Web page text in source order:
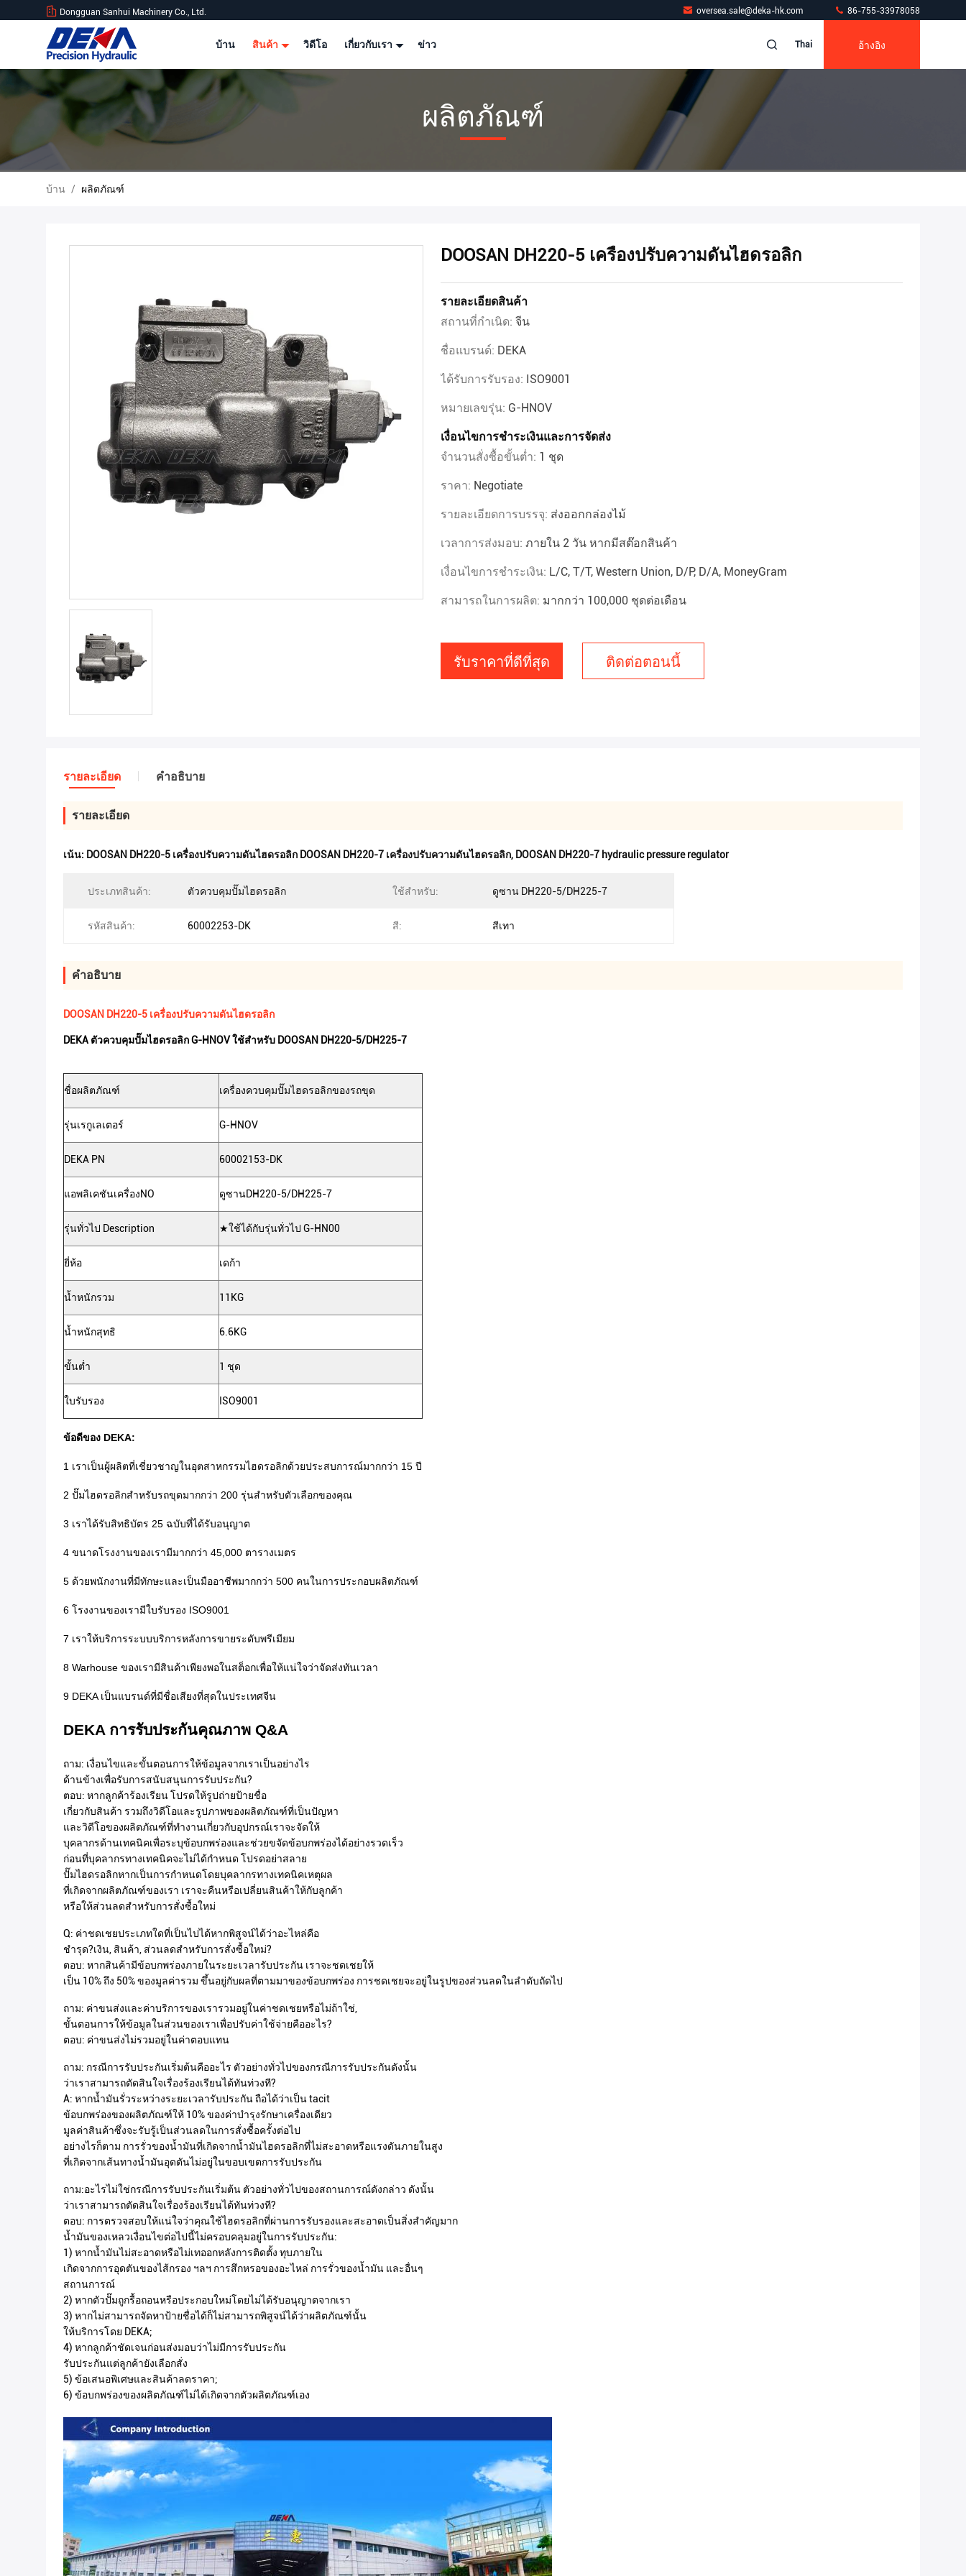
Dongguan Sanhui Machinery Co., Ltd. oversea.sale@deka-hk.com 86-755-33978058
บ้าน สินค้า วิดีโอ เกี่ยวกับเรา ข่าว Thai อ้างอิง
ผลิตภัณฑ์
บ้าน / ผลิตภัณฑ์
DOOSAN DH220-5 เครื่องปรับความดันไฮดรอลิก
รายละเอียดสินค้า
สถานที่กำเนิด: จีน
ชื่อแบรนด์: DEKA
ได้รับการรับรอง: ISO9001
หมายเลขรุ่น: G-HNOV
เงื่อนไขการชำระเงินและการจัดส่ง
จำนวนสั่งซื้อขั้นต่ำ: 1 ชุด
ราคา: Negotiate
รายละเอียดการบรรจุ: ส่งออกกล่องไม้
เวลาการส่งมอบ: ภายใน 2 วัน หากมีสต๊อกสินค้า
เงื่อนไขการชำระเงิน: L/C, T/T, Western Union, D/P, D/A, MoneyGram
สามารถในการผลิต: มากกว่า 100,000 ชุดต่อเดือน
รับราคาที่ดีที่สุด ติดต่อตอนนี้
รายละเอียด คําอธิบาย
รายละเอียด
เน้น: DOOSAN DH220-5 เครื่องปรับความดันไฮดรอลิก DOOSAN DH220-7 เครื่องปรับความดันไฮดรอลิก, DOOSAN DH220-7 hydraulic pressure regulator
ประเภทสินค้า: ตัวควบคุมปั๊มไฮดรอลิก ใช้สำหรับ: ดูซาน DH220-5/DH225-7
รหัสสินค้า: 60002253-DK สี: สีเทา
คําอธิบาย
DOOSAN DH220-5 เครื่องปรับความดันไฮดรอลิก
DEKA ตัวควบคุมปั๊มไฮดรอลิก G-HNOV ใช้สำหรับ DOOSAN DH220-5/DH225-7
ชื่อผลิตภัณฑ์ เครื่องควบคุมปั๊มไฮดรอลิกของรถขุด
รุ่นเรกูเลเตอร์ G-HNOV
DEKA PN 60002153-DK
แอพลิเคชันเครื่องNO ดูซานDH220-5/DH225-7
รุ่นทั่วไป Description ★ใช้ได้กับรุ่นทั่วไป G-HN00
ยี่ห้อ เดก้า
น้ำหนักรวม 11KG
น้ำหนักสุทธิ 6.6KG
ขั้นต่ำ 1 ชุด
ใบรับรอง ISO9001
ข้อดีของ DEKA:
1 เราเป็นผู้ผลิตที่เชี่ยวชาญในอุตสาหกรรมไฮดรอลิกด้วยประสบการณ์มากกว่า 15 ปี
2 ปั๊มไฮดรอลิกสำหรับรถขุดมากกว่า 200 รุ่นสำหรับตัวเลือกของคุณ
3 เราได้รับสิทธิบัตร 25 ฉบับที่ได้รับอนุญาต
4 ขนาดโรงงานของเรามีมากกว่า 45,000 ตารางเมตร
5 ด้วยพนักงานที่มีทักษะและเป็นมืออาชีพมากกว่า 500 คนในการประกอบผลิตภัณฑ์
6 โรงงานของเรามีใบรับรอง ISO9001
7 เราให้บริการระบบบริการหลังการขายระดับพรีเมียม
8 Warhouse ของเรามีสินค้าเพียงพอในสต็อกเพื่อให้แน่ใจว่าจัดส่งทันเวลา
9 DEKA เป็นแบรนด์ที่มีชื่อเสียงที่สุดในประเทศจีน
DEKA การรับประกันคุณภาพ Q&A
ถาม: เงื่อนไขและขั้นตอนการให้ข้อมูลจากเราเป็นอย่างไร
ด้านข้างเพื่อรับการสนับสนุนการรับประกัน?
ตอบ: หากลูกค้าร้องเรียน โปรดให้รูปถ่ายป้ายชื่อ
เกี่ยวกับสินค้า รวมถึงวิดีโอและรูปภาพของผลิตภัณฑ์ที่เป็นปัญหา
และวิดีโอของผลิตภัณฑ์ที่ทำงานเกี่ยวกับอุปกรณ์เราจะจัดให้
บุคลากรด้านเทคนิคเพื่อระบุข้อบกพร่องและช่วยขจัดข้อบกพร่องได้อย่างรวดเร็ว
ก่อนที่บุคลากรทางเทคนิคจะไม่ได้กำหนด โปรดอย่าสลาย
ปั๊มไฮดรอลิกหากเป็นการกำหนดโดยบุคลากรทางเทคนิคเหตุผล
ที่เกิดจากผลิตภัณฑ์ของเรา เราจะคืนหรือเปลี่ยนสินค้าให้กับลูกค้า
หรือให้ส่วนลดสำหรับการสั่งซื้อใหม่
Q: ค่าชดเชยประเภทใดที่เป็นไปได้หากพิสูจน์ได้ว่าอะไหล่คือ
ชำรุด?เงิน, สินค้า, ส่วนลดสำหรับการสั่งซื้อใหม่?
ตอบ: หากสินค้ามีข้อบกพร่องภายในระยะเวลารับประกัน เราจะชดเชยให้
เป็น 10% ถึง 50% ของมูลค่ารวม ขึ้นอยู่กับผลที่ตามมาของข้อบกพร่อง การชดเชยจะอยู่ในรูปของส่วนลดในลำดับถัดไป
ถาม: ค่าขนส่งและค่าบริการของเรารวมอยู่ในค่าชดเชยหรือไม่ถ้าใช่,
ขั้นตอนการให้ข้อมูลในส่วนของเราเพื่อปรับค่าใช้จ่ายคืออะไร?
ตอบ: ค่าขนส่งไม่รวมอยู่ในค่าตอบแทน
ถาม: กรณีการรับประกันเริ่มต้นคืออะไร ตัวอย่างทั่วไปของกรณีการรับประกันดังนั้น
ว่าเราสามารถตัดสินใจเรื่องร้องเรียนได้ทันท่วงที?
A: หากน้ำมันรั่วระหว่างระยะเวลารับประกัน ถือได้ว่าเป็น tacit
ข้อบกพร่องของผลิตภัณฑ์ให้ 10% ของค่าบำรุงรักษาเครื่องเดียว
มูลค่าสินค้าซึ่งจะรับรู้เป็นส่วนลดในการสั่งซื้อครั้งต่อไป
อย่างไรก็ตาม การรั่วของน้ำมันที่เกิดจากน้ำมันไฮดรอลิกที่ไม่สะอาดหรือแรงดันภายในสูง
ที่เกิดจากเส้นทางน้ำมันอุดตันไม่อยู่ในขอบเขตการรับประกัน
ถาม:อะไรไม่ใช่กรณีการรับประกันเริ่มต้น ตัวอย่างทั่วไปของสถานการณ์ดังกล่าว ดังนั้น
ว่าเราสามารถตัดสินใจเรื่องร้องเรียนได้ทันท่วงที?
ตอบ: การตรวจสอบให้แน่ใจว่าคุณใช้ไฮดรอลิกที่ผ่านการรับรองและสะอาดเป็นสิ่งสำคัญมาก
น้ำมันของเหลวเงื่อนไขต่อไปนี้ไม่ครอบคลุมอยู่ในการรับประกัน:
1) หากน้ำมันไม่สะอาดหรือไม่เทออกหลังการติดตั้ง ทุบภายใน
เกิดจากการอุดตันของไส้กรอง ฯลฯ การสึกหรอของอะไหล่ การรั่วของน้ำมัน และอื่นๆ
สถานการณ์
2) หากตัวปั๊มถูกรื้อถอนหรือประกอบใหม่โดยไม่ได้รับอนุญาตจากเรา
3) หากไม่สามารถจัดหาป้ายชื่อได้ก็ไม่สามารถพิสูจน์ได้ว่าผลิตภัณฑ์นั้น
ให้บริการโดย DEKA;
4) หากลูกค้าชัดเจนก่อนส่งมอบว่าไม่มีการรับประกัน
รับประกันแต่ลูกค้ายังเลือกสั่ง
5) ข้อเสนอพิเศษและสินค้าลดราคา;
6) ข้อบกพร่องของผลิตภัณฑ์ไม่ได้เกิดจากตัวผลิตภัณฑ์เอง